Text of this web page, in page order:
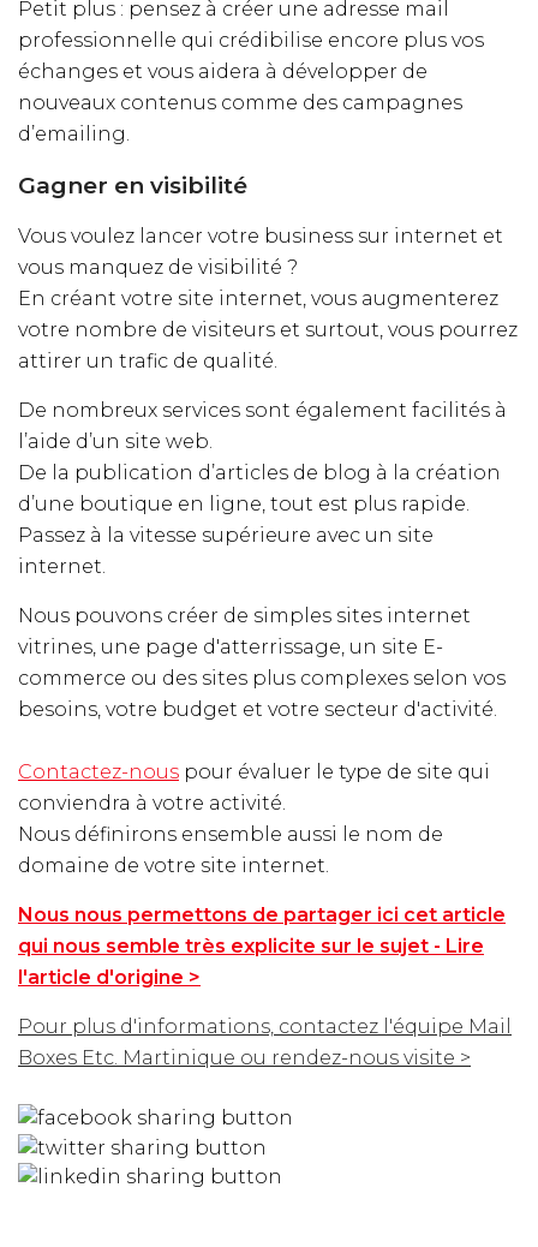
Petit plus : pensez à créer une adresse mail
professionnelle qui crédibilise encore plus vos
échanges et vous aidera à développer de
nouveaux contenus comme des campagnes
d’emailing.
Gagner en visibilité
Vous voulez lancer votre business sur internet et
vous manquez de visibilité ?
En créant votre site internet, vous augmenterez
votre nombre de visiteurs et surtout, vous pourrez
attirer un trafic de qualité.
De nombreux services sont également facilités à
l’aide d’un site web.
De la publication d’articles de blog à la création
d’une boutique en ligne, tout est plus rapide.
Passez à la vitesse supérieure avec un site
internet.
Nous pouvons créer de simples sites internet
vitrines, une page d'atterrissage, un site E-
commerce ou des sites plus complexes selon vos
besoins, votre budget et votre secteur d'activité.
Contactez-nous pour évaluer le type de site qui
conviendra à votre activité.
Nous définirons ensemble aussi le nom de
domaine de votre site internet.
Nous nous permettons de partager ici cet article
qui nous semble très explicite sur le sujet - Lire
l'article d'origine >
Pour plus d'informations, contactez l'équipe Mail
Boxes Etc. Martinique ou rendez-nous visite >